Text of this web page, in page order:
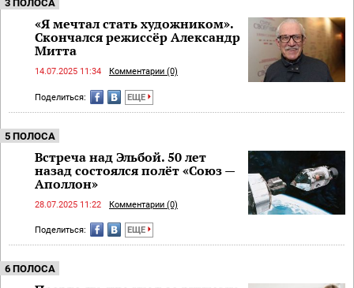
3 ПОЛОСА
«Я мечтал стать художником».
Скончался режиссёр Александр
Митта
14.07.2025 11:34 Комментарии (0)
Поделиться: ЕЩЕ
5 ПОЛОСА
Встреча над Эльбой. 50 лет
назад состоялся полёт «Союз —
Аполлон»
28.07.2025 11:22 Комментарии (0)
Поделиться: ЕЩЕ
6 ПОЛОСА